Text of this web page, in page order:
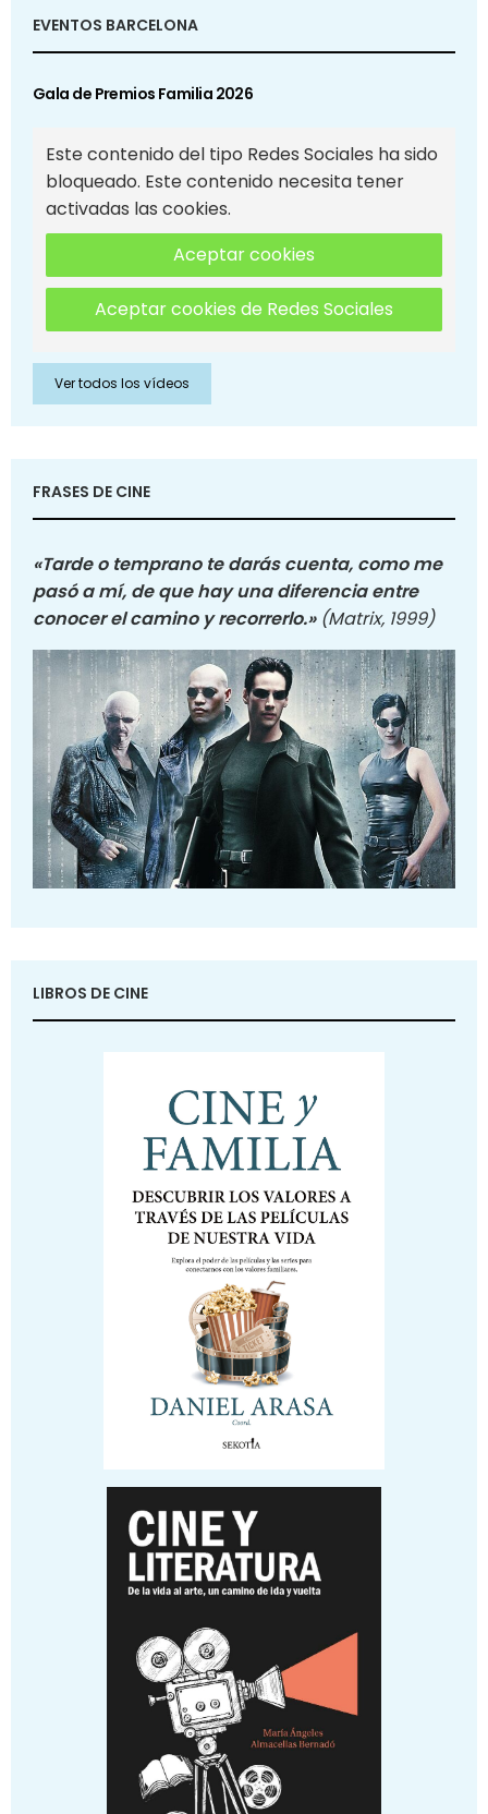
EVENTOS BARCELONA
Gala de Premios Familia 2026
Este contenido del tipo Redes Sociales ha sido
bloqueado. Este contenido necesita tener
activadas las cookies.
Aceptar cookies
Aceptar cookies de Redes Sociales
Ver todos los vídeos
FRASES DE CINE
«Tarde o temprano te darás cuenta, como me
pasó a mí, de que hay una diferencia entre
conocer el camino y recorrerlo.» (Matrix, 1999)
LIBROS DE CINE